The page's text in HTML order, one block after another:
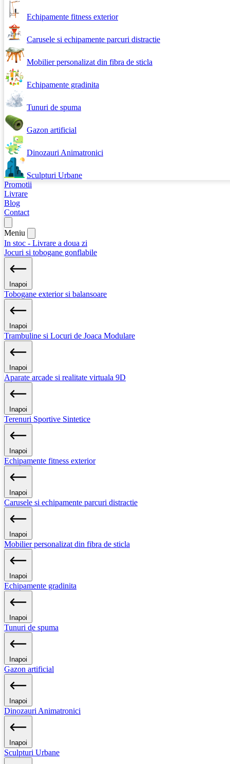
Echipamente fitness exterior
Carusele si echipamente parcuri distractie
Mobilier personalizat din fibra de sticla
Echipamente gradinita
Tunuri de spuma
Gazon artificial
Dinozauri Animatronici
Sculpturi Urbane
Promotii
Livrare
Blog
Contact
Meniu
In stoc - Livrare a doua zi
Jocuri si tobogane gonflabile
Inapoi
Tobogane exterior si balansoare
Inapoi
Trambuline si Locuri de Joaca Modulare
Inapoi
Aparate arcade si realitate virtuala 9D
Inapoi
Terenuri Sportive Sintetice
Inapoi
Echipamente fitness exterior
Inapoi
Carusele si echipamente parcuri distractie
Inapoi
Mobilier personalizat din fibra de sticla
Inapoi
Echipamente gradinita
Inapoi
Tunuri de spuma
Inapoi
Gazon artificial
Inapoi
Dinozauri Animatronici
Inapoi
Sculpturi Urbane